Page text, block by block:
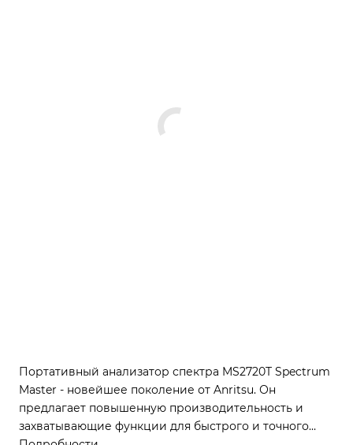
Портативный анализатор спектра MS2720T Spectrum
Master - новейшее поколение от Anritsu. Он
предлагает повышенную производительность и
захватывающие функции для быстрого и точного